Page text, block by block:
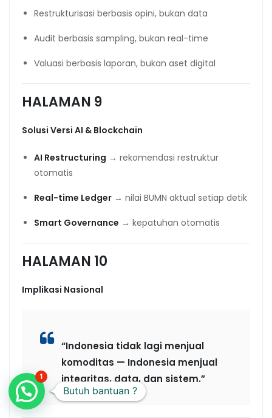
Restrukturisasi berbasis opini, bukan data
Audit berbasis sampling, bukan real-time
Valuasi berbasis laporan, bukan aset digital
HALAMAN 9
Solusi Versi AI & Blockchain
AI Restructuring → rekomendasi restruktur
otomatis
Real-time Ledger → nilai BUMN aktual setiap detik
Smart Governance → kepatuhan otomatis
HALAMAN 10
Implikasi Nasional
“Indonesia tidak lagi menjual
komoditas — Indonesia menjual
integritas, data, dan sistem.”
1
Butuh bantuan ?